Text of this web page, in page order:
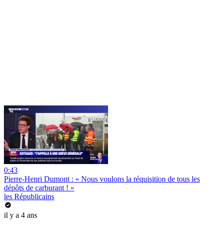
0:43
Pierre-Henri Dumont : « Nous voulons la réquisition de tous les
dépôts de carburant ! »
les Républicains
il y a 4 ans